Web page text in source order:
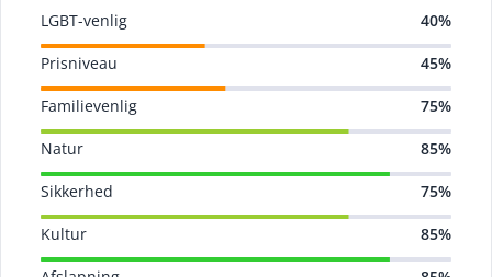
LGBT-venlig 40%
Prisniveau 45%
Familievenlig 75%
Natur 85%
Sikkerhed 75%
Kultur 85%